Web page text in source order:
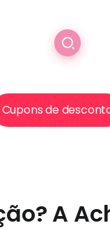
Cupons de
A